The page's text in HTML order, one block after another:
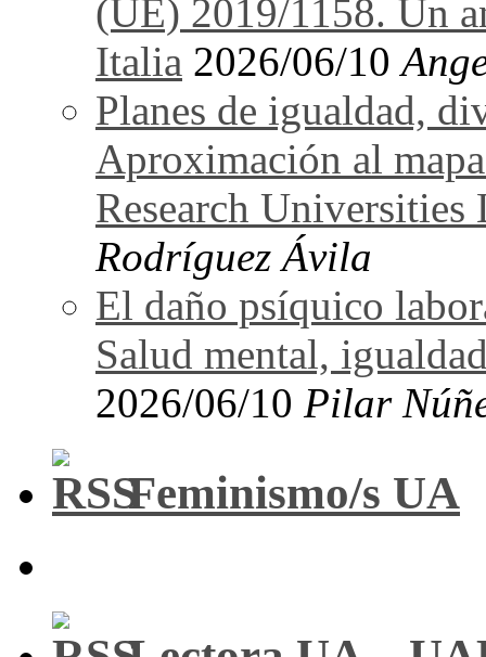
(UE) 2019/1158. Un
Italia 2026/06/10
Planes de igualdad,
Aproximación al
Research Universities
Rodríguez Ávila
El daño psíquico
Salud mental,
2026/06/10 Pilar
Feminismo/s UA